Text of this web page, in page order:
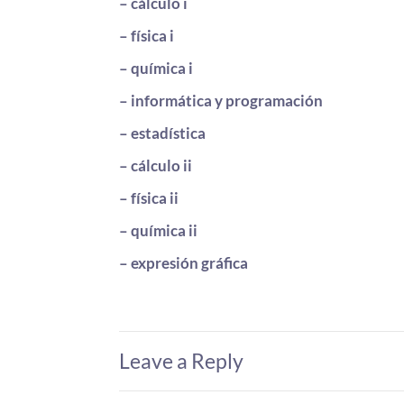
– física i
– química i
– informática y programación
– estadística
– cálculo ii
– física ii
– química ii
– expresión gráfica
Leave a Reply